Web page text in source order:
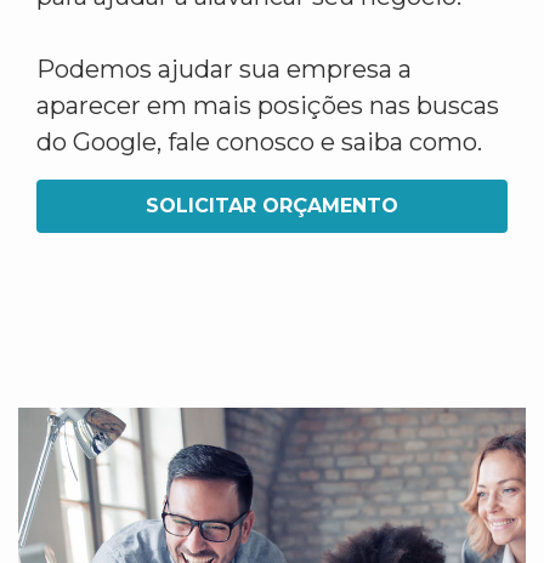
Podemos ajudar sua empresa a
aparecer em mais posições nas buscas
do Google, fale conosco e saiba como.
SOLICITAR ORÇAMENTO